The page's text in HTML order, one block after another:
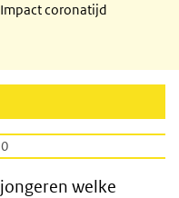
Impact coronatijd
welke